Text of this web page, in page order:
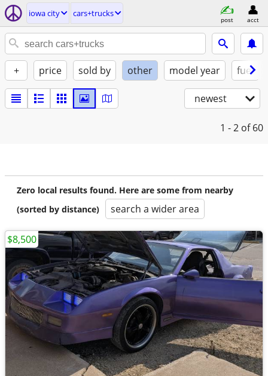
iowa city cars+trucks
post acct
+ price sold by other model year fuel
newest
1 - 2 of 60
Zero local results found. Here are some from nearby
(sorted by distance)
search a wider area
$8,500